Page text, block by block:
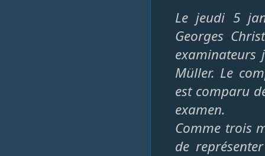
Le jeudi 5
Georges
examinateurs
Müller. Le
est comparu
examen.
Comme trois
de